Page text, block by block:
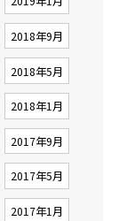
2018年9月
2018年5月
2018年1月
2017年9月
2017年5月
2017年1月